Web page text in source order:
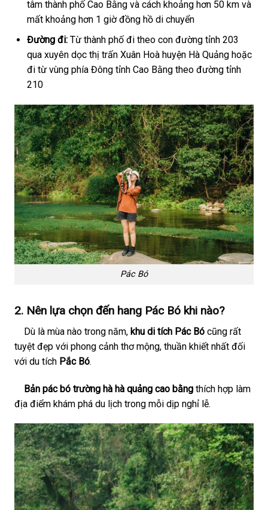
tâm thành phố Cao Bằng và cách khoảng hơn 50 km và
mất khoảng hơn 1 giờ đồng hồ di chuyển
Đường đi:Từ thành phố đi theo con đường tỉnh 203
qua xuyên dọc thị trấn Xuân Hoà huyện Hà Quảng hoặc
đi từ vùng phía Đông tỉnh Cao Bằng theo đường tỉnh
210
Pác Bó
2. Nên lựa chọn đến hang Pác Bó khi nào?
Dù là mùa nào trong năm, khu di tích Pác Bó cũng rất
tuyệt đẹp với phong cảnh thơ mộng, thuần khiết nhất đối
với du tích Pắc Bó.
Bản pác bó trường hà hà quảng cao bằng thích hợp làm
địa điểm khám phá du lịch trong mỗi dịp nghỉ lễ.